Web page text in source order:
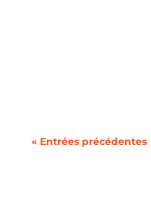
« Entrées précédentes